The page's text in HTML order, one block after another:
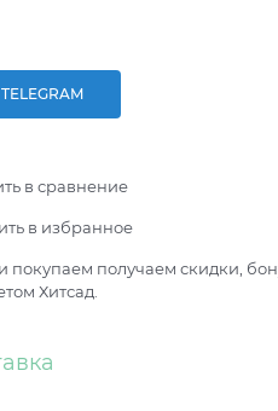
TELEGRAM
в сравнение
в избранное
покупаем получаем скидки,
Хитсад.